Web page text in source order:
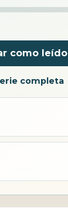
como leído
completa